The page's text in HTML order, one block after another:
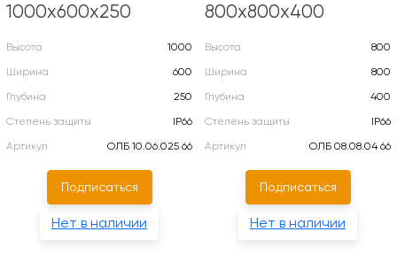
1000х600х250
Высота
1000
Ширина
600
Глубина
250
Степень защиты
IP66
Артикул
ОЛБ 10.06.025 66
Подписаться
Нет в наличии
800х800х400
Высота
800
Ширина
800
Глубина
400
Степень защиты
IP66
Артикул
ОЛБ 08.08.04 66
Подписаться
Нет в наличии